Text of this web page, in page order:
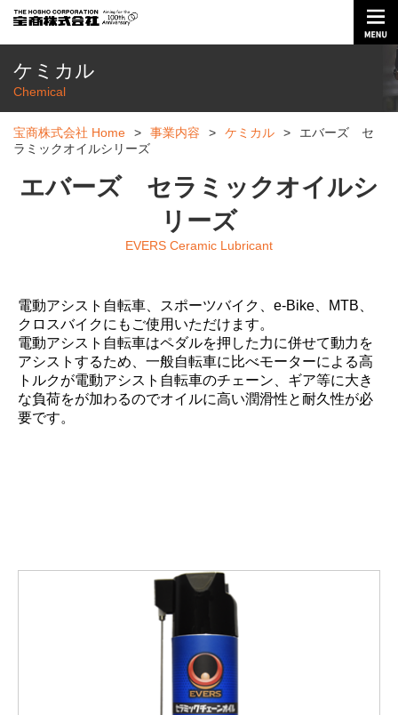
ケミカル
Chemical
宝商株式会社 Home > 事業内容 > ケミカル >
エバーズ セ
ラミックオイルシリーズ
エバーズ セラミックオイルシ
リーズ
EVERS Ceramic Lubricant
電動アシスト自転車、スポーツバイク、e-Bike、MTB、
クロスバイクにもご使用いただけます。
電動アシスト自転車はペダルを押した力に併せて動力を
アシストするため、一般自転車に比べモーターによる高
トルクが電動アシスト自転車のチェーン、ギア等に大き
な負荷をが加わるのでオイルに高い潤滑性と耐久性が必
要です。